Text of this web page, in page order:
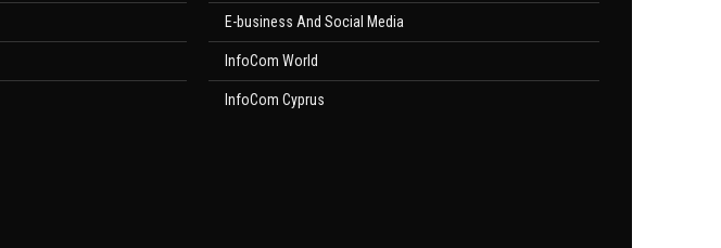
E-business And Social Media
InfoCom World
InfoCom Cyprus